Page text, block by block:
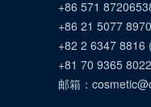
+86 571
+86 21 5077 8970
+82 2 6347 8816 (
+81 70 9365 8022
邮箱：